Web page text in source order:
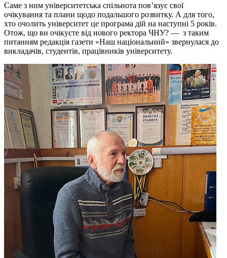
Саме з ним університетська спільнота пов’язує свої
очікування та плани щодо подальшого розвитку. А для того,
хто очолить університет це програма дій на наступні 5 років.
Отож, що ви очікуєте від нового ректора ЧНУ? — з таким
питанням редакція газети «Наш національний» звернулася до
викладачів, студентів, працівників університету.